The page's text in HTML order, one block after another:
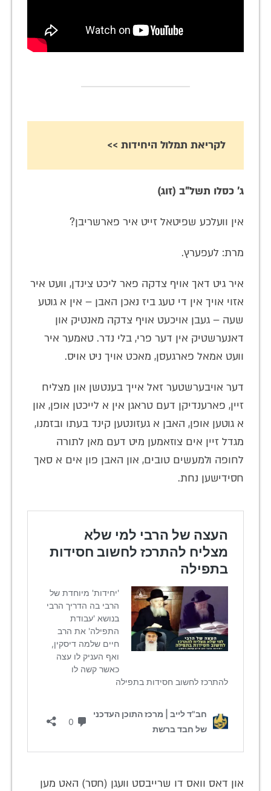
לקריאת תמלול היחידות >>
ג' כסלו תשל"ב (זוג)
אין וועלכע שפיטאל זייט איר פארשריבן?
מרת: לעפערץ.
איר גיט דאך אויף צדקה פאר ליכט צינדן, וועט איר
אזוי אויך אין די טעג ביז נאכן האבן – אין א גוטע
שעה – געבן אויכעט אויף צדקה מאנטיק און
דאנערשטיק אין דער פרי, בלי נדר. טאמער איר
וועט אמאל פארגעסן, מאכט אויך ניט אויס.
דער אויבערשטער זאל אייך בענטשן און מצליח
זיין, פארענדיקן דעם טראגן אין א לייכטן אופן, און
א גוטען אופן, האבן א געזונטען קינד בעתו ובזמנו,
מגדל זיין אים צוזאמען מיט דעם מאן לתורה
לחופה ולמעשים טובים, און האבן פון אים א סאך
חסידישען נחת.
און דאס וואס דו שרייבסט וועגן (חסר) האט מען